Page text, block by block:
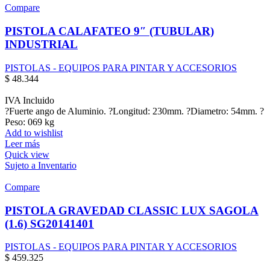
Compare
PISTOLA CALAFATEO 9″ (TUBULAR)
INDUSTRIAL
PISTOLAS - EQUIPOS PARA PINTAR Y ACCESORIOS
$ 48.344
IVA Incluido
?Fuerte ango de Aluminio. ?Longitud: 230mm. ?Diametro: 54mm. ?
Peso: 069 kg
Add to wishlist
Leer más
Quick view
Sujeto a Inventario
Compare
PISTOLA GRAVEDAD CLASSIC LUX SAGOLA
(1.6) SG20141401
PISTOLAS - EQUIPOS PARA PINTAR Y ACCESORIOS
$ 459.325